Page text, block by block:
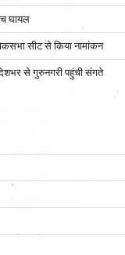
घायल
सीट से किया नामांकन
से गुरुनगरी पहुंची संगते